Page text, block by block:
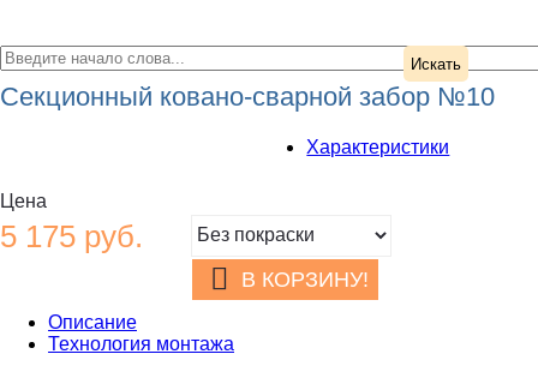
Секционный ковано-сварной забор №10
Цена
5 175 руб.
В КОРЗИНУ!
Характеристики
Описание
Технология монтажа